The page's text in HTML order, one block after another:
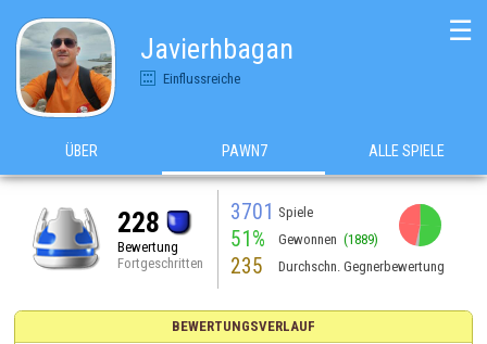
Javierhbagan
Einflussreiche
☰
ÜBER PAWN7 ALLE SPIELE
228
Bewertung
Fortgeschritten
3701 Spiele
51% Gewonnen (1889)
235 Durchschn. Gegnerbewertung
BEWERTUNGSVERLAUF